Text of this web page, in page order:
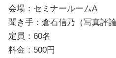
会場：セミナールームA
聞き手：倉石信乃（写真評論
定員：60名
料金：500円